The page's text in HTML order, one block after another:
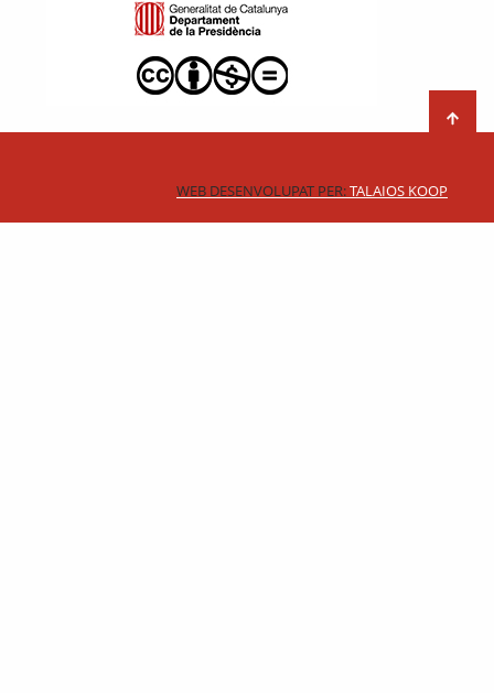
WEB DESENVOLUPAT PER:TALAIOS KOOP